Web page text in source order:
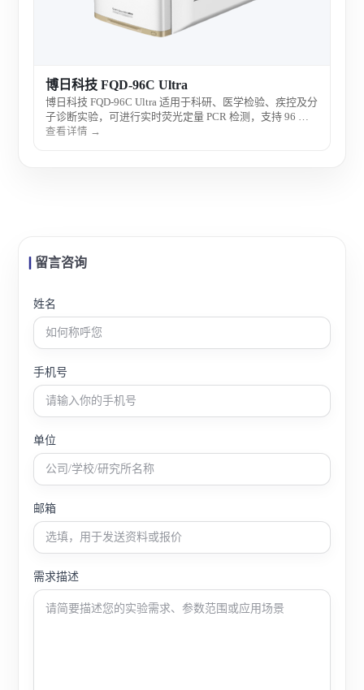
博日科技 FQD-96C Ultra
博日科技 FQD-96C Ultra 适用于科研、医学检验、疾控及分
子诊断实验，可进行实时荧光定量 PCR 检测，支持 96 孔
高通量样本分析。
查看详情 →
留言咨询
姓名
手机号
单位
邮箱
需求描述